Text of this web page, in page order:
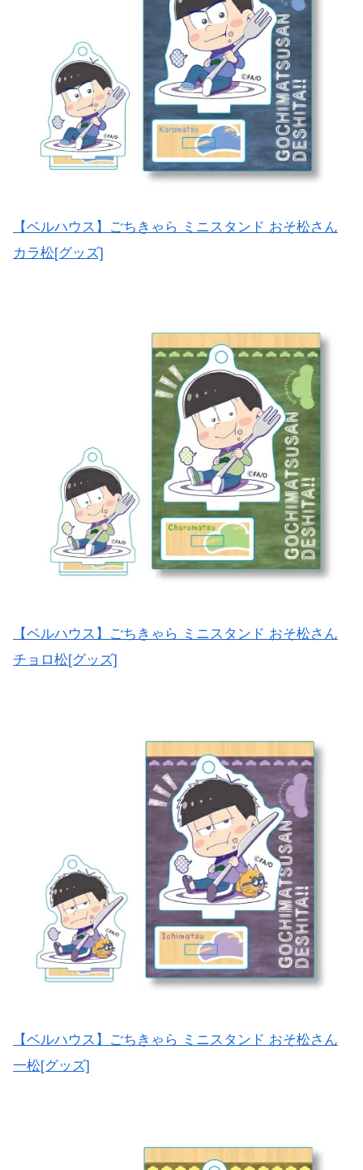
【ベルハウス】ごちきゃら ミニスタンド おそ松さん
カラ松[グッズ]
【ベルハウス】ごちきゃら ミニスタンド おそ松さん
チョロ松[グッズ]
【ベルハウス】ごちきゃら ミニスタンド おそ松さん
一松[グッズ]